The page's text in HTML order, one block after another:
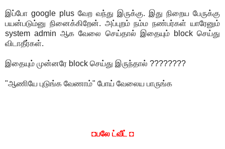
இப்போ google plus வேற வந்து இருக்கு. இது நிறைய பேருக்கு
பயன்படும்னு நினைக்கிறேன். அப்புறம் நம்ம நண்பர்கள் யாரேனும்
system admin ஆக வேலை செய்தால் இதையும் block செய்து
விடாதீர்கள்.
இதையும் முன்னரே block செய்து இருந்தால் ????????
"ஆணியே புடுங்க வேணாம்" போய் வேலைய பாருங்க
◘பலே ட்வீட் ◘